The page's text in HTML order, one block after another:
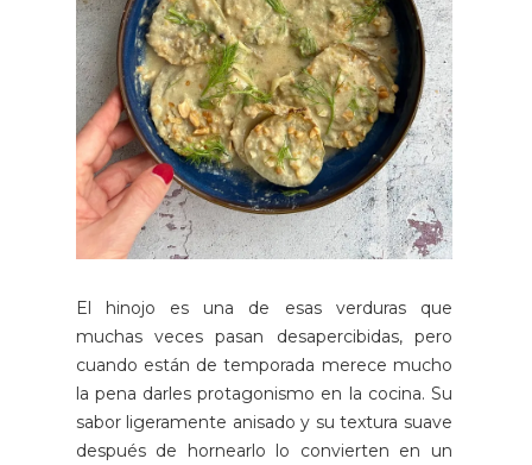
El hinojo es una de esas verduras que
muchas veces pasan desapercibidas, pero
cuando están de temporada merece mucho
la pena darles protagonismo en la cocina. Su
sabor ligeramente anisado y su textura suave
después de hornearlo lo convierten en un